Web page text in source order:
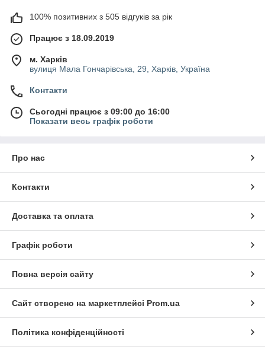
100% позитивних з 505 відгуків за рік
Працює з 18.09.2019
м. Харків
вулиця Мала Гончарівська, 29, Харків, Україна
Контакти
Сьогодні працює з 09:00 до 16:00
Показати весь графік роботи
Про нас
Контакти
Доставка та оплата
Графік роботи
Повна версія сайту
Сайт створено на маркетплейсі Prom.ua
Політика конфіденційності